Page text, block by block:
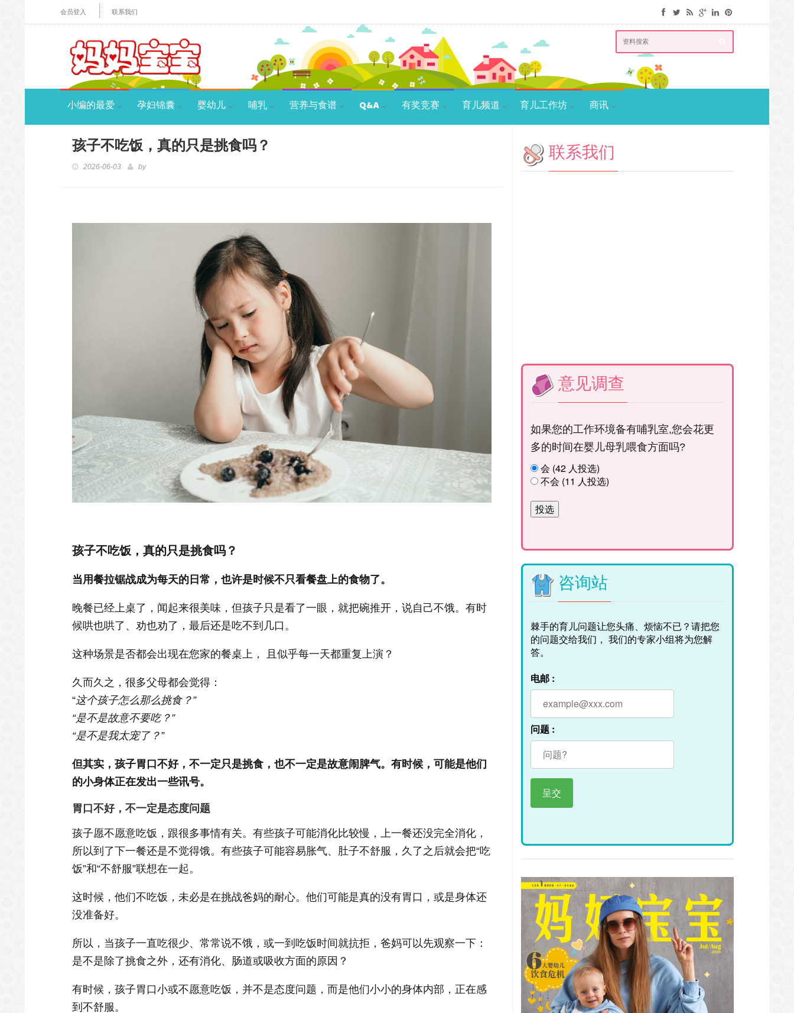
会员登入 联系我们
小编的最爱 孕妇锦囊 婴幼儿 哺乳 营养与食谱 Q&A 有奖竞赛 育儿频道 育儿工作坊 商讯
孩子不吃饭，真的只是挑食吗？
2026-06-03 by
孩子不吃饭，真的只是挑食吗？
当用餐拉锯战成为每天的日常，也许是时候不只看餐盘上的食物了。
晚餐已经上桌了，闻起来很美味，但孩子只是看了一眼，就把碗推开，说自己不饿。有时
候哄也哄了、劝也劝了，最后还是吃不到几口。
这种场景是否都会出现在您家的餐桌上， 且似乎每一天都重复上演？
久而久之，很多父母都会觉得：
“这个孩子怎么那么挑食？”
“是不是故意不要吃？”
“是不是我太宠了？”
但其实，孩子胃口不好，不一定只是挑食，也不一定是故意闹脾气。有时候，可能是他们
的小身体正在发出一些讯号。
胃口不好，不一定是态度问题
孩子愿不愿意吃饭，跟很多事情有关。有些孩子可能消化比较慢，上一餐还没完全消化，
所以到了下一餐还是不觉得饿。有些孩子可能容易胀气、肚子不舒服，久了之后就会把“吃
饭”和“不舒服”联想在一起。
这时候，他们不吃饭，未必是在挑战爸妈的耐心。他们可能是真的没有胃口，或是身体还
没准备好。
所以，当孩子一直吃很少、常常说不饿，或一到吃饭时间就抗拒，爸妈可以先观察一下：
是不是除了挑食之外，还有消化、肠道或吸收方面的原因？
有时候，孩子胃口小或不愿意吃饭，并不是态度问题，而是他们小小的身体内部，正在感
到不舒服。
联系我们
意见调查
如果您的工作环境备有哺乳室,您会花更
多的时间在婴儿母乳喂食方面吗?
会 (42 人投选)
不会 (11 人投选)
咨询站
棘手的育儿问题让您头痛、烦恼不已？请把您
的问题交给我们， 我们的专家小组将为您解
答。
电邮 :
问题 :